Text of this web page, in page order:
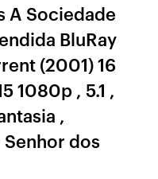
A Sociedade
BluRay
(2001) 16
1080p , 5.1 ,
,
Senhor dos